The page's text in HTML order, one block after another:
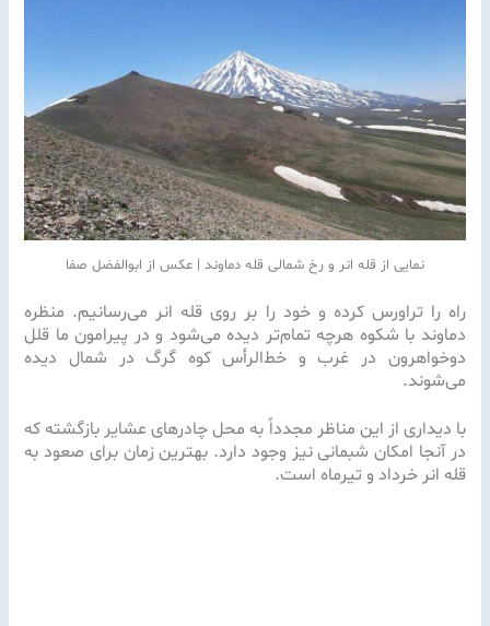
نمایی از قله انر و رخ شمالی قله دماوند | عکس از ابوالفضل صفا
راه را تراورس کرده و خود را بر روی قله انر می‌رسانیم. منظره
دماوند با شکوه هرچه تمام‌تر دیده می‌شود و در پیرامون ما قلل
دوخواهرون در غرب و خط‌الرأس کوه گرگ در شمال دیده
می‌شوند.
با دیداری از این مناظر مجدداً به محل چادرهای عشایر بازگشته که
در آنجا امکان شبمانی نیز وجود دارد. بهترین زمان برای صعود به
قله انر خرداد و تیرماه است.